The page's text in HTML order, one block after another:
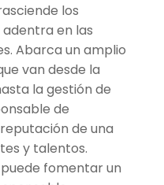
los
en las
Abarca un amplio
van desde la
la gestión de
de
de una
y talentos.
fomentar un